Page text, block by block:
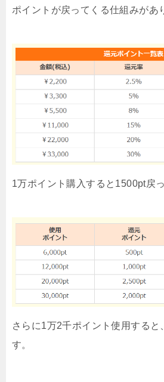
ポイントが戻ってくる仕組みがあ
1万ポイント購入すると1500pt戻
さらに1万2千ポイント使用すると
す。